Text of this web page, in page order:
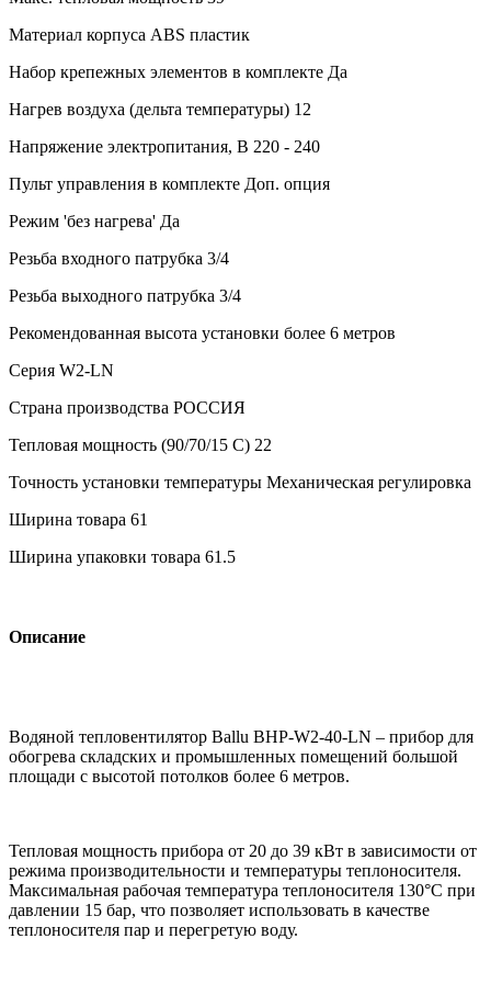
Материал корпуса ABS пластик
Набор крепежных элементов в комплекте Да
Нагрев воздуха (дельта температуры) 12
Напряжение электропитания, В 220 - 240
Пульт управления в комплекте Доп. опция
Режим 'без нагрева' Да
Резьба входного патрубка 3/4
Резьба выходного патрубка 3/4
Рекомендованная высота установки более 6 метров
Серия W2-LN
Страна производства РОССИЯ
Тепловая мощность (90/70/15 С) 22
Точность установки температуры Механическая регулировка
Ширина товара 61
Ширина упаковки товара 61.5
Описание
Водяной тепловентилятор Ballu BHP-W2-40-LN – прибор для
обогрева складских и промышленных помещений большой
площади с высотой потолков более 6 метров.
Тепловая мощность прибора от 20 до 39 кВт в зависимости от
режима производительности и температуры теплоносителя.
Максимальная рабочая температура теплоносителя 130°С при
давлении 15 бар, что позволяет использовать в качестве
теплоносителя пар и перегретую воду.